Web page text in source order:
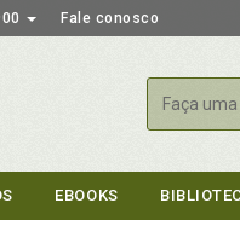
Fale conosco
Buscar
EBOOKS